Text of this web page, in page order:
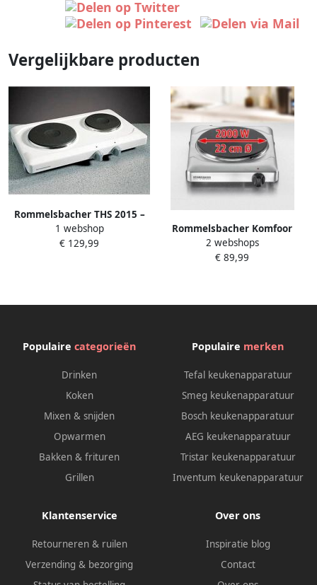
Vergelijkbare producten
Rommelsbacher THS 2015 –
Dubbele kookplaat –
Gietijzeren kookzones – Twee
1 webshop
€ 129,99
Rommelsbacher Komfoor
THS2022 Elektrische
kookplaat 1-pits
2 webshops
€ 89,99
Populaire categorieën
Drinken
Koken
Mixen & snijden
Opwarmen
Bakken & frituren
Grillen
Populaire merken
Tefal keukenapparatuur
Smeg keukenapparatuur
Bosch keukenapparatuur
AEG keukenapparatuur
Tristar keukenapparatuur
Inventum keukenapparatuur
Klantenservice
Retourneren & ruilen
Verzending & bezorging
Over ons
Inspiratie blog
Contact